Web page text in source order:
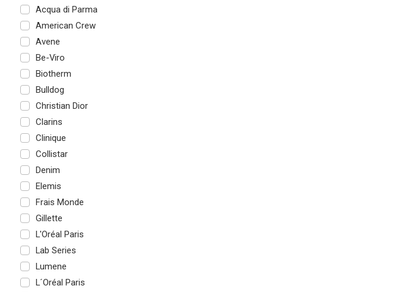
Acqua di Parma
American Crew
Avene
Be-Viro
Biotherm
Bulldog
Christian Dior
Clarins
Clinique
Collistar
Denim
Elemis
Frais Monde
Gillette
L'Oréal Paris
Lab Series
Lumene
L´Oréal Paris